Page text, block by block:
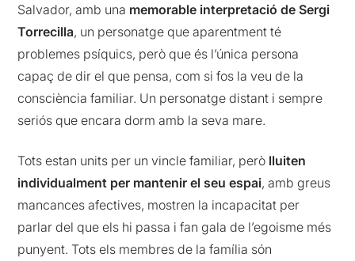
Salvador, amb una memorable interpretació de Sergi
Torrecilla, un personatge que aparentment té
problemes psíquics, però que és l’única persona
capaç de dir el que pensa, com si fos la veu de la
consciència familiar. Un personatge distant i sempre
seriós que encara dorm amb la seva mare.
Tots estan units per un vincle familiar, però lluiten
individualment per mantenir el seu espai, amb greus
mancances afectives, mostren la incapacitat per
parlar del que els hi passa i fan gala de l’egoisme més
punyent. Tots els membres de la família són